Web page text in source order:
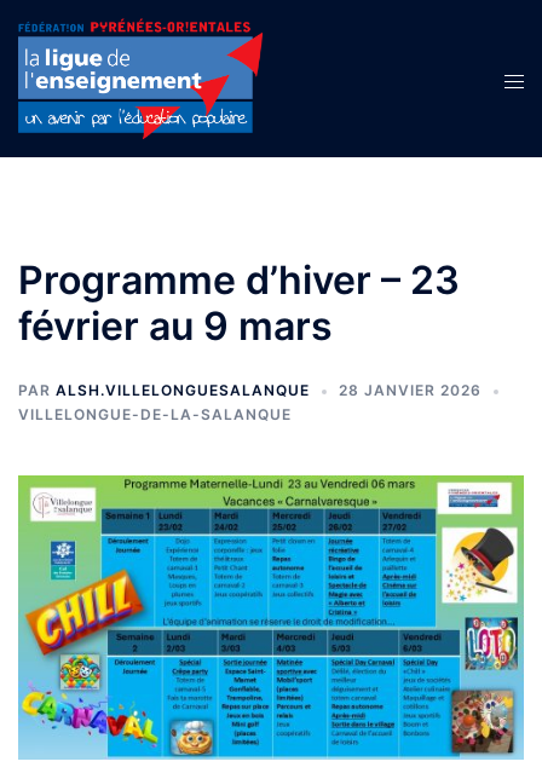
contenu
Programme d’hiver – 23
février au 9 mars
PAR ALSH.VILLELONGUESALANQUE
28 JANVIER 2026
VILLELONGUE-DE-LA-SALANQUE